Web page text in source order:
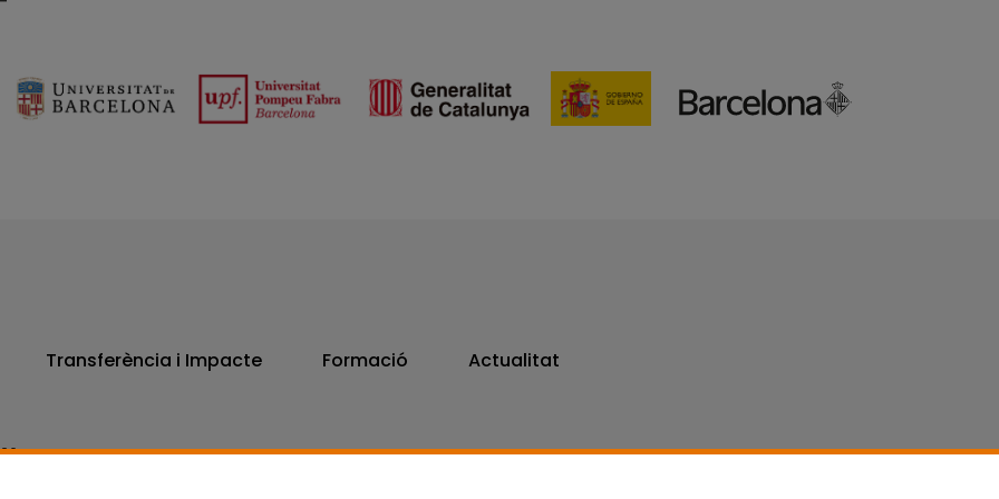
Transferència i Impacte Formació Actualitat